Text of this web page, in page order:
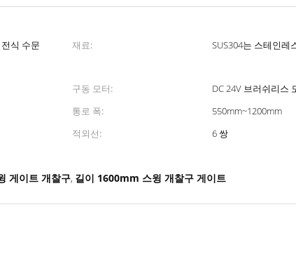
식 수문
재료: SUS304는 스테인레
구동 모터:
DC 24V 브러쉬리스
통로 폭:
550mm~1200mm
적외선:
6 쌍
게이트 개찰구, 길이 1600mm 스윙 개찰구 게이트